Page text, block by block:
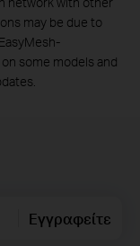
may be due to
some models and
Εγγραφείτε